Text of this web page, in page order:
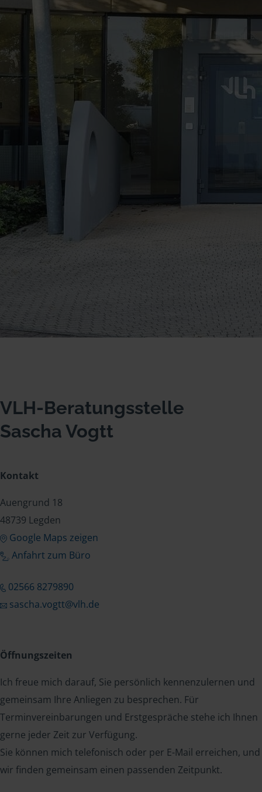
VLH-Beratungsstelle
Sascha Vogtt
Kontakt
Auengrund 18
48739 Legden
Google Maps zeigen
Anfahrt zum Büro
02566 8279890
sascha.vogtt@vlh.de
Öffnungszeiten
Ich freue mich darauf, Sie persönlich kennenzulernen und
gemeinsam Ihre Anliegen zu besprechen. Für
Terminvereinbarungen und Erstgespräche stehe ich Ihnen
gerne jeder Zeit zur Verfügung.
Sie können mich telefonisch oder per E-Mail erreichen, und
wir finden gemeinsam einen passenden Zeitpunkt.